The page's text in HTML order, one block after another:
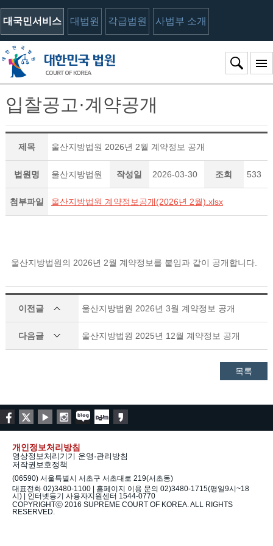
대국민서비스 대법원 각급법원 사법부 소개
입찰공고·계약공개
제목 울산지방법원 2026년 2월 계약정보 공개
법원명 울산지방법원 작성일 2026-03-30 조회 533
첨부파일 울산지방법원 계약정보공개(2026년 2월).xlsx
울산지방법원의 2026년 2월 계약정보를 붙임과 같이 공개합니다.
이전글 울산지방법원 2026년 3월 계약정보 공개
다음글 울산지방법원 2025년 12월 계약정보 공개
목록
개인정보처리방침
영상정보처리기기 운영·관리방침
저작권보호정책
(06590) 서울특별시 서초구 서초대로 219(서초동)
대표전화 02)3480-1100 | 홈페이지 이용 문의 02)3480-1715(평일9시~18
시) | 인터넷등기 사용자지원센터 1544-0770
COPYRIGHTⓒ 2016 SUPREME COURT OF KOREA. ALL RIGHTS
RESERVED.